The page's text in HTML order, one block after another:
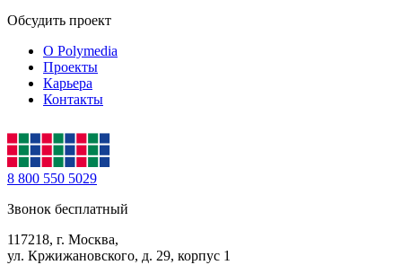
Обсудить проект
О Polymedia
Проекты
Карьера
Контакты
8 800 550 5029
Звонок бесплатный
117218, г. Москва,
ул. Кржижановского, д. 29, корпус 1